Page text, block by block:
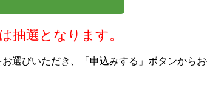
抽選となります。
選びいただき、「申込みする」ボタンから